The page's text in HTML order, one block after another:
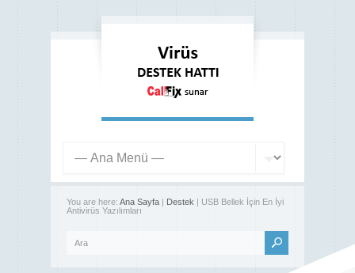
You are here: Ana Sayfa | Destek | USB Bellek İçin En İyi
Antivirüs Yazılımları